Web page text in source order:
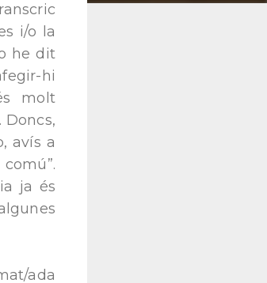
i/o la
he dit
hi
molt
avís a
ja és
ada